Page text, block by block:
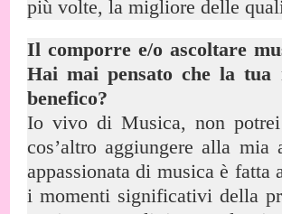
più volte, la migliore delle
Il comporre e/o ascoltare
Hai mai pensato che la tua
benefico?
Io vivo di Musica, non
cos’altro aggiungere alla
appassionata di musica è fatta
i momenti significativi della